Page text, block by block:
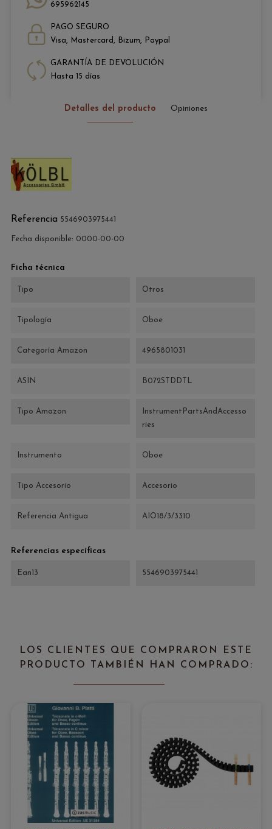
695962145
PAGO SEGURO
Visa, Mastercard, Bizum, Paypal
GARANTÍA DE DEVOLUCIÓN
Hasta 15 días
Detalles del producto Opiniones
Referencia 5546903975441
Fecha disponible: 0000-00-00
Ficha técnica
Tipo Otros
Tipología Oboe
Categoría Amazon 4965801031
ASIN B072STDDTL
Tipo Amazon
InstrumentPartsAndAccesso
ries
Instrumento Oboe
Tipo Accesorio Accesorio
Referencia Antigua AIO18/3/3310
Referencias específicas
Ean13 5546903975441
LOS CLIENTES QUE COMPRARON ESTE
PRODUCTO TAMBIÉN HAN COMPRADO: